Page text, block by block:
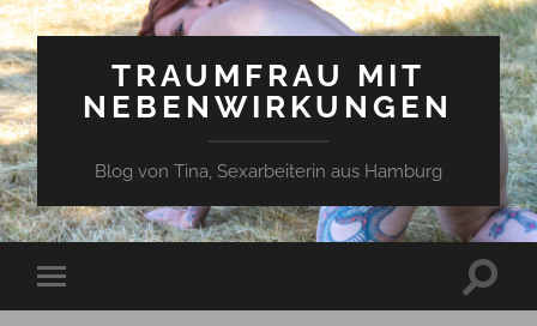
TRAUMFRAU MIT
NEBENWIRKUNGEN
Blog von Tina, Sexarbeiterin aus Hamburg
Mobile-
Menü